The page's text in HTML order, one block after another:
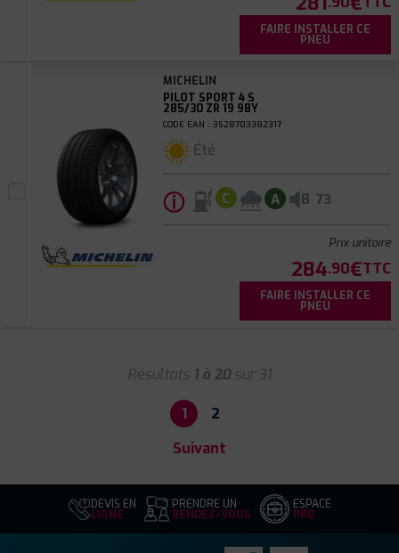
FAIRE INSTALLER CE
PNEU
MICHELIN
PILOT SPORT 4 S
285/30 ZR 19 98Y
CODE EAN : 3528703382317
Été
ⓘ C A B 73
Prix unitaire
284.90€TTC
FAIRE INSTALLER CE
PNEU
Résultats 1 à 20sur 31
1
2
Suivant
DEVIS EN
LIGNE
PRENDRE UN
RENDEZ-VOUS
ESPACE
PRO